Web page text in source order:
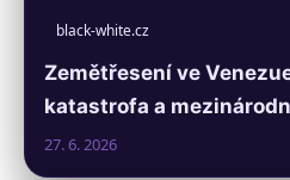
black-white.cz
Zemětřesení ve
katastrofa a
27. 6. 2026